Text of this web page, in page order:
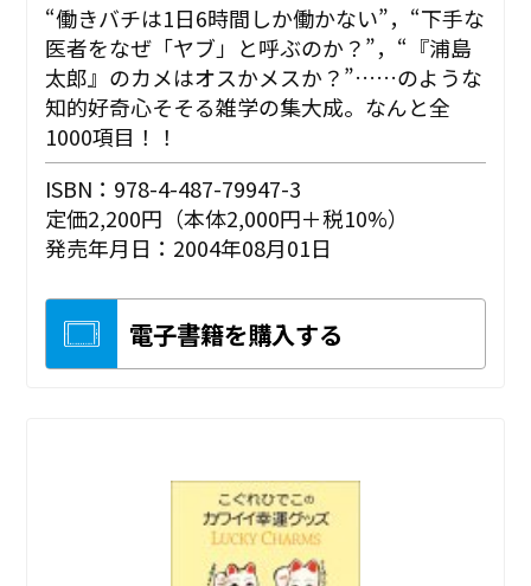
“働きバチは1日6時間しか働かない”，“下手な
医者をなぜ「ヤブ」と呼ぶのか？”，“『浦島
太郎』のカメはオスかメスか？”……のような
知的好奇心そそる雑学の集大成。なんと全
1000項目！！
ISBN：978-4-487-79947-3
定価2,200円（本体2,000円＋税10%）
発売年月日：2004年08月01日
電子書籍を購入する